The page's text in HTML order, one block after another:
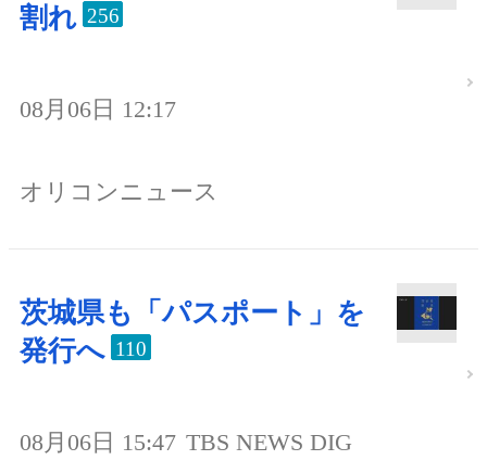
割れ 256
08月06日 12:17
オリコンニュース
茨城県も「パスポート」を
発行へ 110
08月06日 15:47 TBS NEWS DIG